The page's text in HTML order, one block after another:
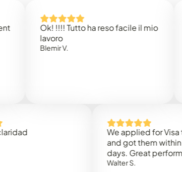
Ok! !!!! Tutto ha reso facile il mio
We applied for Visa to
and got them within 3
days. Great performance!
Walter S.